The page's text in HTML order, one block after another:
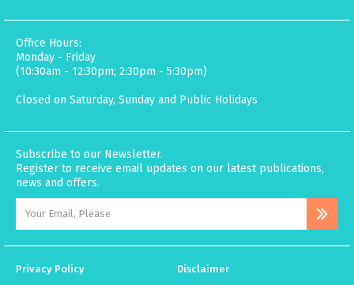
Office Hours:
Monday - Friday
(10:30am - 12:30pm; 2:30pm - 5:30pm)
Closed on Saturday, Sunday and Public Holidays
Subscribe to our Newsletter.
Register to receive email updates on our latest publications,
news and offers.
Privacy Policy
Disclaimer